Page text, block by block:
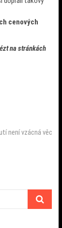
cenových
na stránkách
není vzácná věc